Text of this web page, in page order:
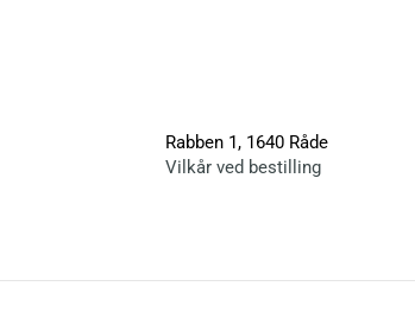
Rabben 1, 1640 Råde
Vilkår ved bestilling